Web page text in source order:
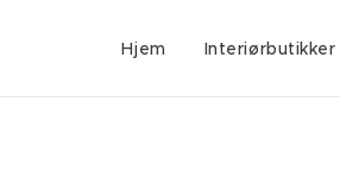
Hjem Interiørbutikker